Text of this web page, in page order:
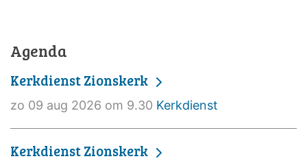
Agenda
Kerkdienst Zionskerk
zo 09 aug 2026 om 9.30 Kerkdienst
Kerkdienst Zionskerk